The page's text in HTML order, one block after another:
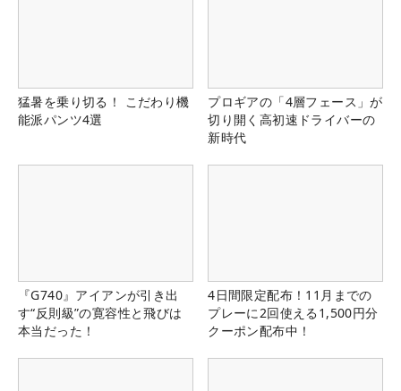
猛暑を乗り切る！ こだわり機
能派パンツ4選
プロギアの「4層フェース」が
切り開く高初速ドライバーの
新時代
『G740』アイアンが引き出
す“反則級”の寛容性と飛びは
本当だった！
4日間限定配布！11月までの
プレーに2回使える1,500円分
クーポン配布中！